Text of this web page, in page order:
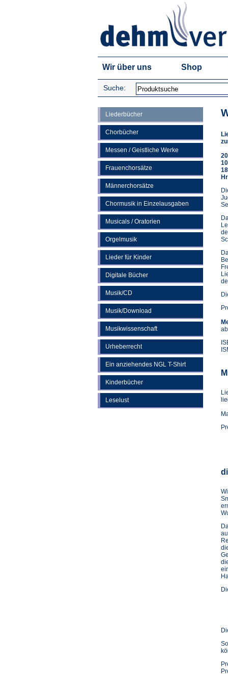
Wir über uns Shop
Suche:
Liederbücher
Chorbücher
Messen / Geistliche Werke
Frauenchorsätze
Männerchorsätze
Chormusik in Einzelausgaben
Musicals / Oratorien
Orgelmusik
Lieder für Kinder
Digitale Bücher
Musik/CD
Musik/Download
Musikwissenschaft
Urheberrecht
Ein anziehendes NGL T-Shirt
Kinderbücher
Leselust